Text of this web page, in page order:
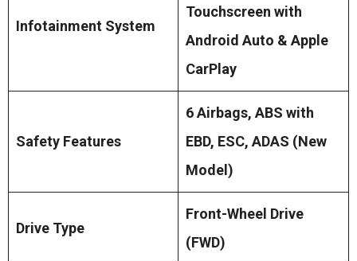
Infotainment System
Touchscreen with
Android Auto & Apple
CarPlay
Safety Features
6 Airbags, ABS with
EBD, ESC, ADAS (New
Model)
Drive Type
Front-Wheel Drive
(FWD)